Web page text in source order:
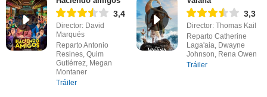
3,4
Director: David
Marqués
Reparto Antonio
Resines, Quim
Gutiérrez, Megan
Montaner
Tráiler
3,3
Director: Thomas Kail
Reparto Catherine
Laga'aia, Dwayne
Johnson, Rena Owen
Tráiler